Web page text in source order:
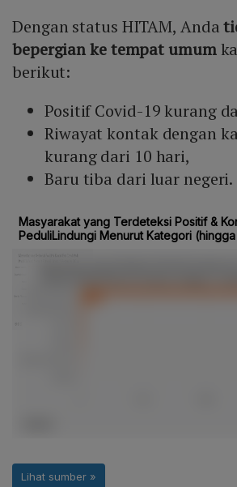
Dengan status HITAM, Anda
bepergian ke tempat umum
berikut:
Positif Covid-19 kurang
Riwayat kontak dengan
kurang dari 10 hari,
Baru tiba dari luar negeri.